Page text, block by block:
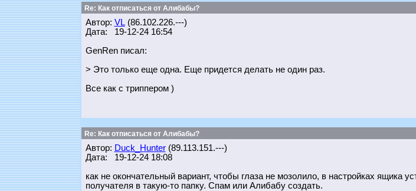
Re: Как отписаться от Алибабы?
Автор: VL(86.102.226.---)
Дата: 19-12-24 16:54
GenRen писал:
> Это только еще одна. Еще придется делать не один раз.
Все как с триппером )
Re: Как отписаться от Алибабы?
Автор: Duck_Hunter(89.113.151.---)
Дата: 19-12-24 18:08
как не окончательный вариант, чтобы глаза не мозолило, в настройках ящика
получателя в такую-то папку. Спам или Алибабу создать.